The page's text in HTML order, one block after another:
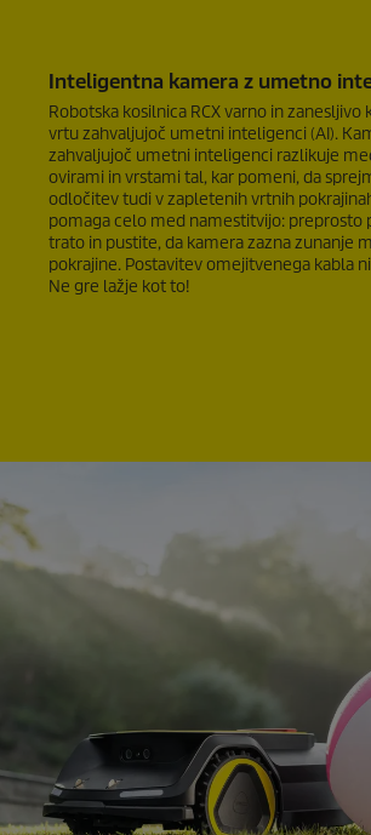
Inteligentna kamera z umetno
Robotska kosilnica RCX varno in zanesljivo
vrtu zahvaljujoč umetni inteligenci (AI).
zahvaljujoč umetni inteligenci razlikuje
ovirami in vrstami tal, kar pomeni, da
odločitev tudi v zapletenih vrtnih
pomaga celo med namestitvijo: preprosto
trato in pustite, da kamera zazna zunanje
pokrajine. Postavitev omejitvenega kabla
Ne gre lažje kot to!